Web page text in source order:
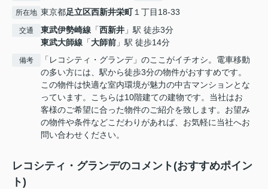
所在地 東京都足立区西新井栄町１丁目18-33
交通 東武伊勢崎線 「西新井 」駅 徒歩3分
東武大師線 「大師前 」駅 徒歩14分
備考
「レコシティ・グランデ」のここがイチオシ。電車移動
の多い方には、駅から徒歩3分の物件がおすすめです。
この物件は快適な室内環境が魅力の中古マンションとな
っています。こちらは10階建ての建物です。当社はお
客様のご希望に合った物件のご紹介を致します。お望み
の物件や条件などこだわりがあれば、お気軽に当社へお
問い合わせください。
レコシティ・グランデのコメント(おすすめポイン
ト)